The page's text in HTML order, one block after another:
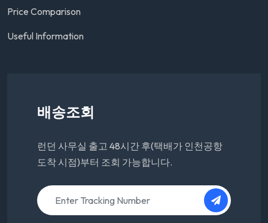
Price Comparison
Useful Information
배송조회
런던 사무실 출고 48시간 후(택배가 인천공항
도착 시점)부터 조회 가능합니다.